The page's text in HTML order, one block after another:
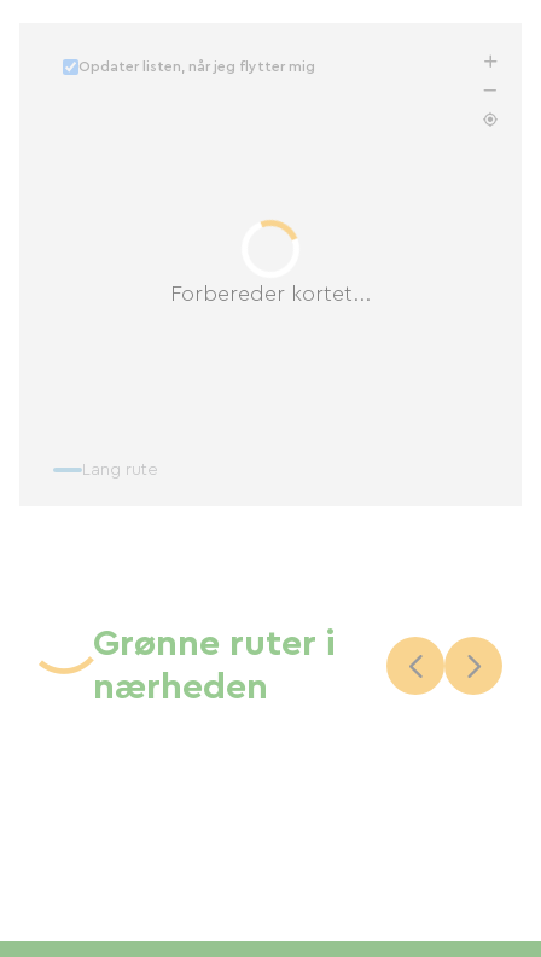
Forbereder kortet...
Opdater listen, når jeg flytter mig
Lang rute
Grønne ruter i
nærheden